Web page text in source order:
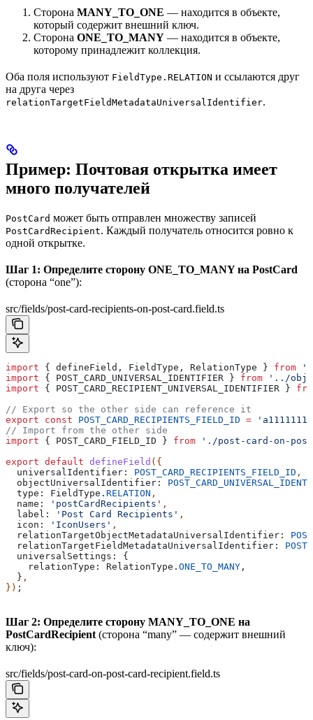
Сторона MANY_TO_ONE — находится в объекте,
который содержит внешний ключ.
Сторона ONE_TO_MANY — находится в объекте,
которому принадлежит коллекция.
Оба поля используют FieldType.RELATION и ссылаются друг
на друга через
relationTargetFieldMetadataUniversalIdentifier.
Пример: Почтовая открытка имеет
много получателей
PostCard может быть отправлен множеству записей
PostCardRecipient. Каждый получатель относится ровно к
одной открытке.
Шаг 1: Определите сторону ONE_TO_MANY на PostCard
(сторона “one”):
src/fields/post-card-recipients-on-post-card.field.ts
import { defineField , FieldType , RelationType } from
import { POST_CARD_UNIVERSAL_IDENTIFIER } from '../
import { POST_CARD_RECIPIENT_UNIVERSAL_IDENTIFIER }
// Export so the other side can reference it
export const POST_CARD_RECIPIENTS_FIELD_ID =
// Import from the other side
import { POST_CARD_FIELD_ID } from './post-card-on-
export default defineField ({
  universalIdentifier:
POST_CARD_RECIPIENTS_FIELD_ID ,
  objectUniversalIdentifier:
  type:
FieldType . RELATION ,
  name:
'postCardRecipients' ,
  label:
'Post Card Recipients' ,
  icon:
'IconUsers' ,
  relationTargetObjectMetadataUniversalIdentifier:
  relationTargetFieldMetadataUniversalIdentifier:
  universalSettings:
{
    relationType:
RelationType . ONE_TO_MANY ,
  }
,
}) ;
Шаг 2: Определите сторону MANY_TO_ONE на
PostCardRecipient (сторона “many” — содержит внешний
ключ):
src/fields/post-card-on-post-card-recipient.field.ts